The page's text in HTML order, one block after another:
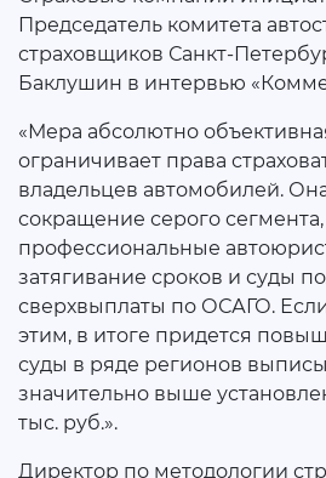
Председатель комитета
страховщиков Санкт-
Баклушин в интервью
«Мера абсолютно
ограничивает права
владельцев автомобилей.
сокращение серого сегмента,
профессиональные
затягивание сроков и суды
сверхвыплаты по ОСАГО.
этим, в итоге придется
суды в ряде регионов
значительно выше
тыс. руб.».
Директор по методологии